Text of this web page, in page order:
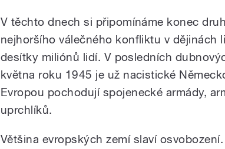
V těchto dnech si připomínáme konec
nejhoršího válečného konfliktu v dějinách
desítky miliónů lidí. V posledních
května roku 1945 je už nacistické
Evropou pochodují spojenecké armády,
uprchlíků.
Většina evropských zemí slaví